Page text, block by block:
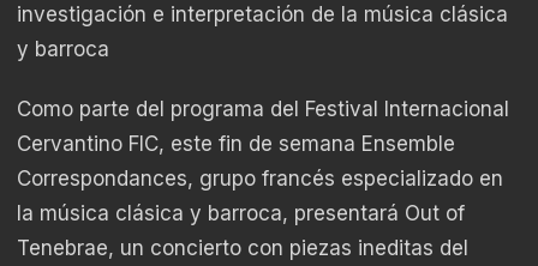
investigación e interpretación de la música clásica
y barroca
Como parte del programa del Festival Internacional
Cervantino FIC, este fin de semana Ensemble
Correspondances, grupo francés especializado en
la música clásica y barroca, presentará Out of
Tenebrae, un concierto con piezas ineditas del